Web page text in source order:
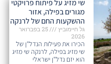
שי מזיג על פיתוח פרויקטי
מגורים בפילה, אזור
ההשקעות החם של לרנקה
גל חיימוביץ
25 בפברואר
2026
הכירו את פעילות הנדל"ן של
שי מזיג בפילה, לרנקה שי מזיג
הוא יזם נדל"ן ישראלי